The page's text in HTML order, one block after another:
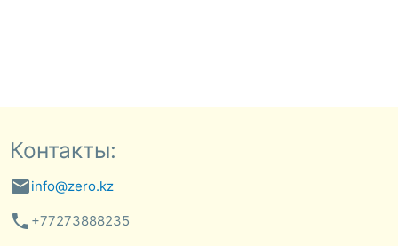
Контакты:
emailinfo@zero.kz
phone +77273888235